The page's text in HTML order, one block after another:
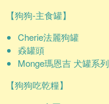
【狗狗-主食罐】
Cherie法麗狗罐
猋罐頭
Monge瑪恩吉 犬罐系列
【狗狗吃乾糧】